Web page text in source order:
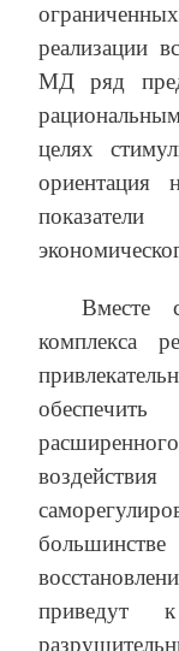
реализации
МД ряд
целях
Вместе
комплекса
приведут